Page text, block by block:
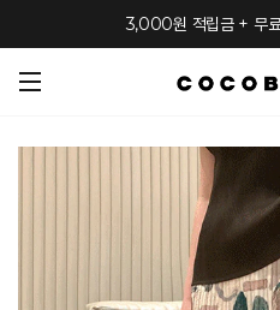
3,000원 적립금 + 무